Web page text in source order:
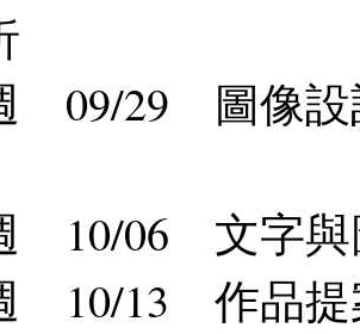
09/29 圖像設
10/06 文字與
10/13 作品提